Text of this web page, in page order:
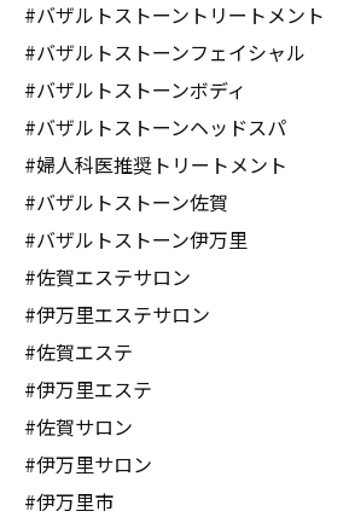
#バザルトストーントリートメント
#バザルトストーンフェイシャル
#バザルトストーンボディ
#バザルトストーンヘッドスパ
#婦人科医推奨トリートメント
#バザルトストーン佐賀
#バザルトストーン伊万里
#佐賀エステサロン
#伊万里エステサロン
#佐賀エステ
#伊万里エステ
#佐賀サロン
#伊万里サロン
#伊万里市